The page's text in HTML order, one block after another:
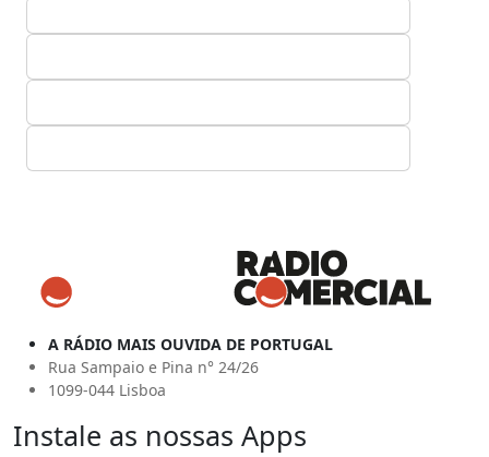
A RÁDIO MAIS OUVIDA DE PORTUGAL
Rua Sampaio e Pina n° 24/26
1099-044 Lisboa
Instale as nossas Apps